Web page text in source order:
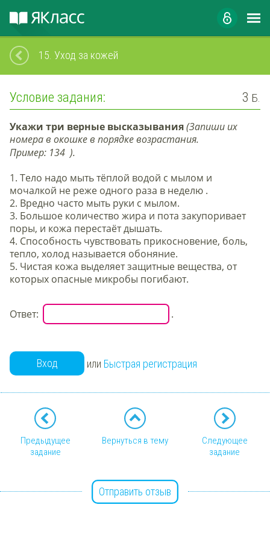
15. Уход за кожей
Условие задания: 3 Б.
Укажи три верные высказывания(Запиши их
номера в окошке в порядке возрастания.
Пример: 134 ).
1. Тело надо мыть тёплой водой с мылом и
мочалкой не реже одного раза в неделю .
2. Вредно часто мыть руки с мылом.
3. Большое количество жира и пота закупоривает
поры, и кожа перестаёт дышать.
4. Способность чувствовать прикосновение, боль,
тепло, холод называется обоняние.
5. Чистая кожа выделяет защитные вещества, от
которых опасные микробы погибают.
Ответ: .
Вход или Быстрая регистрация
Предыдущее
задание
Вернуться в тему
Следующее
задание
Отправить отзыв